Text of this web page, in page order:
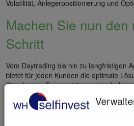
Volatilität, Anlegerpositionierung und
Machen Sie nun den
Schritt
Vom Daytrading bis hin zu langfristigen
bietet für jeden Kunden die optimale
Stunden am Tag erreichen und erhalten
Sechs Niederlassungen in Europa